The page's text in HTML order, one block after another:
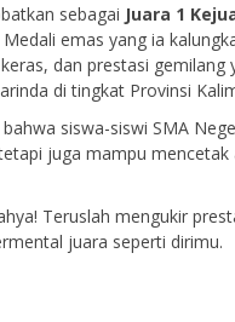
sebagai Juara 1
Medali emas yang ia
dan prestasi
di tingkat Provinsi
siswa-siswi SMA
juga mampu
Teruslah mengukir
juara seperti dirimu.